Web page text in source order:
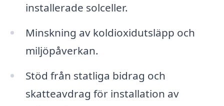
installerade solceller.
Minskning av koldioxidutsläpp och
miljöpåverkan.
Stöd från statliga bidrag och
skatteavdrag för installation av